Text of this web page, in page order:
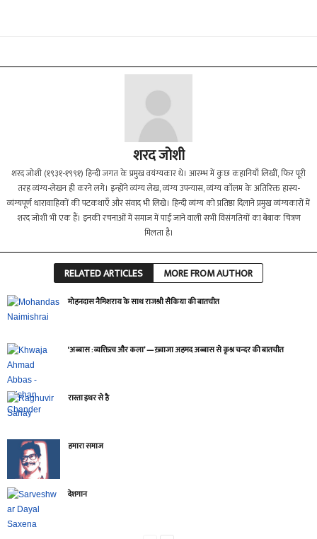
शरद जोशी
शरद जोशी (१९३१-१९९१) हिन्दी जगत के प्रमुख वयंग्यकार थे। आरम्भ में कुछ कहानियाँ लिखीं, फिर पूरी
तरह व्यंग्य-लेखन ही करने लगे। इन्होंने व्यंग्य लेख, व्यंग्य उपन्यास, व्यंग्य कॉलम के अतिरिक्त हास्य-
व्यंग्यपूर्ण धारावाहिकों की पटकथाएँ और संवाद भी लिखे। हिन्दी व्यंग्य को प्रतिष्ठा दिलाने प्रमुख व्यंग्यकारों में
शरद जोशी भी एक हैं। इनकी रचनाओं में समाज में पाई जाने वाली सभी विसंगतियों का बेबाक चित्रण
मिलता है।
RELATED ARTICLES MORE FROM AUTHOR
मोहनदास नैमिशराय के साथ राजश्री सैकिया की बातचीत
‘अब्बास : व्यक्तित्व और कला’ — ख़्वाजा अहमद अब्बास से कृश्न चन्दर की बातचीत
रास्ता इधर से है
हमारा समाज
देशगान